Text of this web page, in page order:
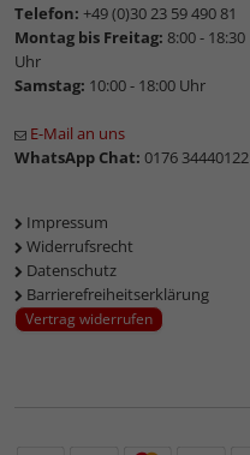
Telefon: +49 (0)30 23 59 490 81
Montag bis Freitag: 8:00 - 18:30
Uhr
Samstag: 10:00 - 18:00 Uhr
E-Mail an uns
WhatsApp Chat: 0176 34440122
Impressum
Widerrufsrecht
Datenschutz
Barrierefreiheitserklärung
Vertrag widerrufen